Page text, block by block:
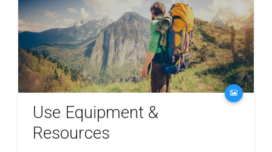
Use Equipment &
Resources